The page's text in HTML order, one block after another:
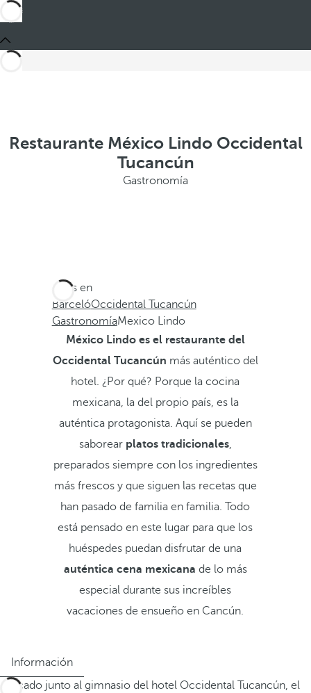
Restaurante México Lindo Occidental
Tucancún
Gastronomía
Estás en
BarcelóOccidental Tucancún
GastronomíaMexico Lindo
México Lindo es el restaurante del
Occidental Tucancún más auténtico del
hotel. ¿Por qué? Porque la cocina
mexicana, la del propio país, es la
auténtica protagonista. Aquí se pueden
saborear platos tradicionales,
preparados siempre con los ingredientes
más frescos y que siguen las recetas que
han pasado de familia en familia. Todo
está pensado en este lugar para que los
huéspedes puedan disfrutar de una
auténtica cena mexicana de lo más
especial durante sus increíbles
vacaciones de ensueño en Cancún.
Información
Ubicado junto al gimnasio del hotel Occidental Tucancún, el